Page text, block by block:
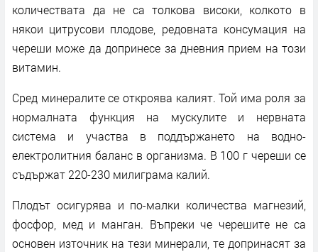
количествата да не са толкова високи, колкото в
някои цитрусови плодове, редовната консумация на
череши може да допринесе за дневния прием на този
витамин.
Сред минералите се откроява калият. Той има роля за
нормалната функция на мускулите и нервната
система и участва в поддържането на водно-
електролитния баланс в организма. В 100 г череши се
съдържат 220-230 милиграма калий.
Плодът осигурява и по-малки количества магнезий,
фосфор, мед и манган. Въпреки че черешите не са
основен източник на тези минерали, те допринасят за